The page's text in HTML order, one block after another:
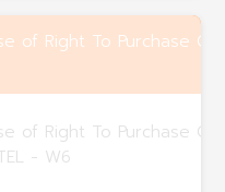
of Right To Purchase
of Right To Purchase
- W6